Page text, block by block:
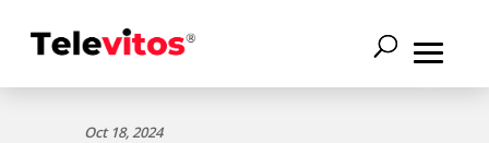
Oct 18, 2024